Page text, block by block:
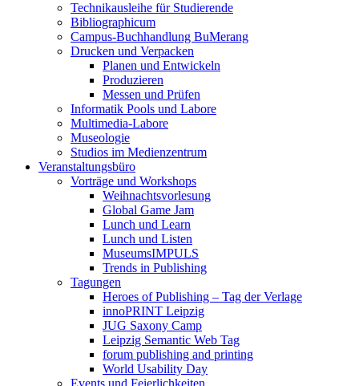
Technikausleihe für Studierende
Bibliographicum
Campus-Buchhandlung BuMerang
Drucken und Verpacken
Planen und Entwickeln
Produzieren
Messen und Prüfen
Informatik Pools und Labore
Multimedia-Labore
Museologie
Studios im Medienzentrum
Veranstaltungsbüro
Vorträge und Workshops
Weihnachtsvorlesung
Global Game Jam
Lunch und Learn
Lunch und Listen
MuseumsIMPULS
Trends in Publishing
Tagungen
Heroes of Publishing – Tag der Verlage
innoPRINT Leipzig
JUG Saxony Camp
Leipzig Semantic Web Tag
forum publishing and printing
World Usability Day
Events und Feierlichkeiten